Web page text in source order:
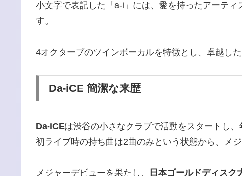
小文字で表記した「a-i」には、愛を持ったアーテ
す。
4オクターブのツインボーカルを特徴とし、卓越し
Da-iCE 簡潔な来歴
Da-iCEは渋谷の小さなクラブで活動をスタートし
初ライブ時の持ち曲は2曲のみという状態から、メ
メジャーデビューを果たし、 日本ゴールドディスク